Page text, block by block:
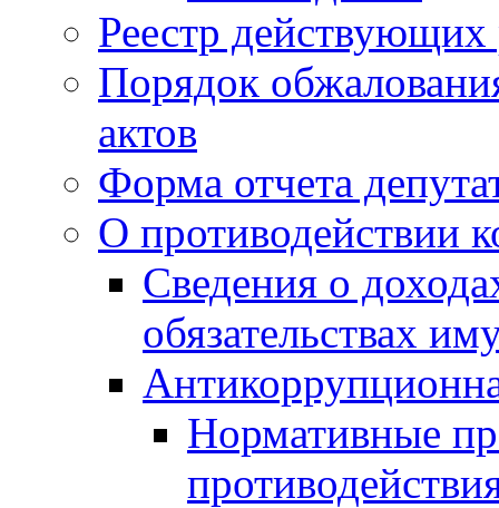
Реестр
Порядок
актов
Форма отчета
О противодействии
Сведения о
обязательствах
Нормативные